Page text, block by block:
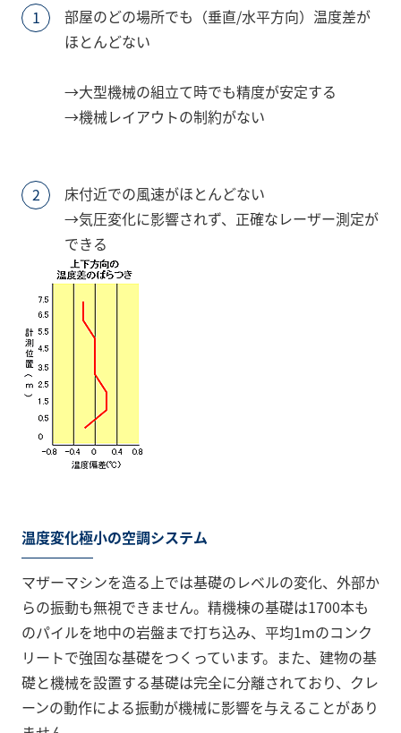
部屋のどの場所でも（垂直/水平方向）温度差が
ほとんどない
→大型機械の組立て時でも精度が安定する
→機械レイアウトの制約がない
床付近での風速がほとんどない
→気圧変化に影響されず、正確なレーザー測定が
できる
温度変化極小の空調システム
マザーマシンを造る上では基礎のレベルの変化、外部か
らの振動も無視できません。精機棟の基礎は1700本も
のパイルを地中の岩盤まで打ち込み、平均1mのコンク
リートで強固な基礎をつくっています。また、建物の基
礎と機械を設置する基礎は完全に分離されており、クレ
ーンの動作による振動が機械に影響を与えることがあり